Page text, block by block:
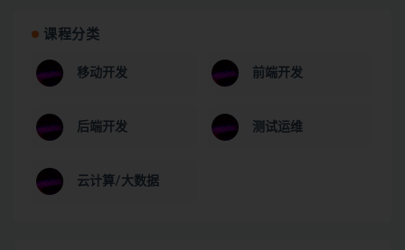
课程分类
移动开发 前端开发
后端开发 测试运维
云计算/大数据